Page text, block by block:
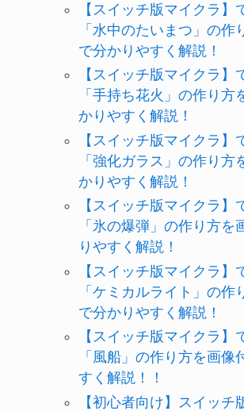
【スイッチ版マイクラ】
「水中のたいまつ」の作
で分かりやすく解説！
【スイッチ版マイクラ】
「手持ち花火」の作り方
かりやすく解説！
【スイッチ版マイクラ】
「強化ガラス」の作り方
かりやすく解説！
【スイッチ版マイクラ】
「氷の爆弾」の作り方を
りやすく解説！
【スイッチ版マイクラ】
「ケミカルライト」の作
で分かりやすく解説！
【スイッチ版マイクラ】
「風船」の作り方を画像
すく解説！！
【初心者向け】スイッチ